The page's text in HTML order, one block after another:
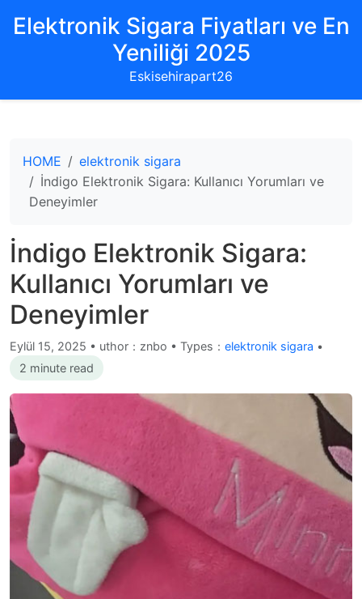
Elektronik Sigara Fiyatları ve En
Yeniliği 2025
Eskisehirapart26
HOME
elektronik sigara
İndigo Elektronik Sigara: Kullanıcı Yorumları ve
Deneyimler
İndigo Elektronik Sigara:
Kullanıcı Yorumları ve
Deneyimler
Eylül 15, 2025 • uthor：znbo • Types： elektronik sigara •
2 minute read